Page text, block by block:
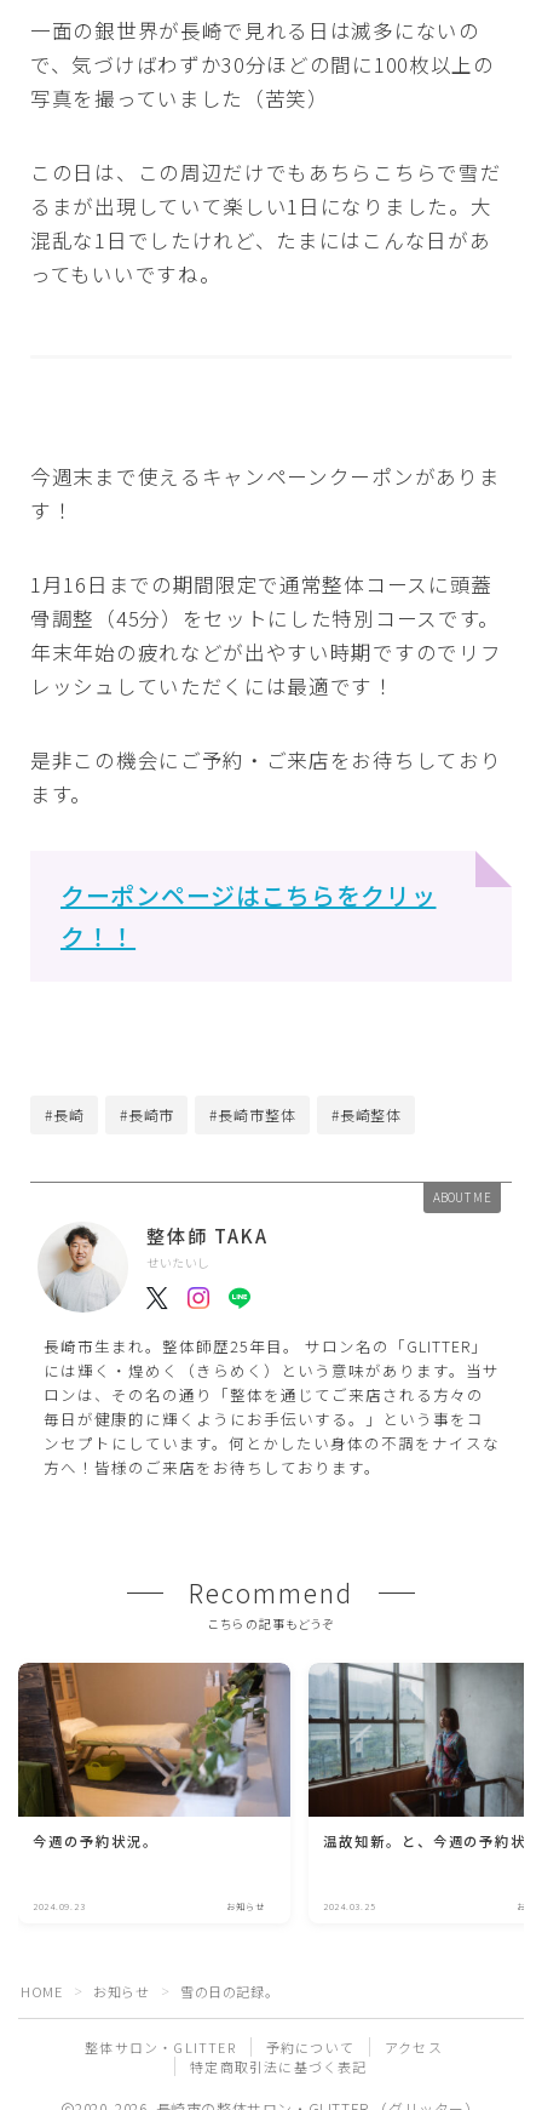
一面の銀世界が長崎で見れる日は滅多にないの
で、気づけばわずか30分ほどの間に100枚以上の
写真を撮っていました（苦笑）
この日は、この周辺だけでもあちらこちらで雪だ
るまが出現していて楽しい1日になりました。大
混乱な1日でしたけれど、たまにはこんな日があ
ってもいいですね。
今週末まで使えるキャンペーンクーポンがありま
す！
1月16日までの期間限定で通常整体コースに頭蓋
骨調整（45分）をセットにした特別コースです。
年末年始の疲れなどが出やすい時期ですのでリフ
レッシュしていただくには最適です！
是非この機会にご予約・ご来店をお待ちしており
ます。
クーポンページはこちらをクリッ
ク！！
#長崎 #長崎市 #長崎市整体 #長崎整体
ABOUT ME
整体師 TAKA
せいたいし
長崎市生まれ。整体師歴25年目。 サロン名の「GLITTER」
には輝く・煌めく（きらめく）という意味があります。当サ
ロンは、その名の通り「整体を通じてご来店される方々の
毎日が健康的に輝くようにお手伝いする。」という事をコ
ンセプトにしています。何とかしたい身体の不調をナイスな
方へ！皆様のご来店をお待ちしております。
Recommend
こちらの記事もどうぞ
今週の予約状況。
2024.09.23 お知らせ
温故知新。と、今週の予約状
2024.03.25 お知
HOME ＞ お知らせ ＞ 雪の日の記録。
整体サロン・GLITTER 予約について
アクセス
特定商取引法に基づく表記